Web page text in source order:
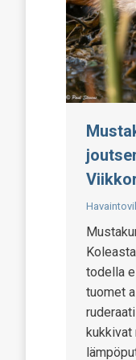
todella
tuomet
kukkivat